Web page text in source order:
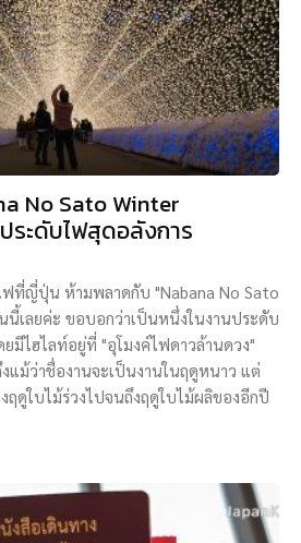
No Sato Winter
ระดับไฟสุดอลังการ
ที่ญี่ปุ่น ห้ามพลาดกับ "Nabana No Sato
นี้เลยค่ะ ขอบอกว่าเป็นหนึ่งในงานประดับ
มีไฮไลท์อยู่ที่ "อุโมงค์ไฟดาวล้านดวง"
แม้ว่าชื่องานจะเป็นงานในฤดูหนาว แต่
ฤดูใบไม้ร่วงไปจนถึงฤดูใบไม้ผลิของอีกปี